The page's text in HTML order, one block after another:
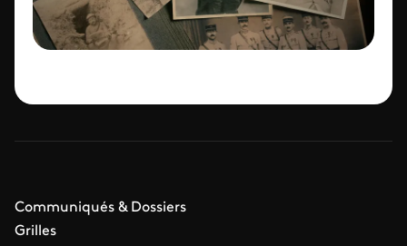
Communiqués & Dossiers
Grilles